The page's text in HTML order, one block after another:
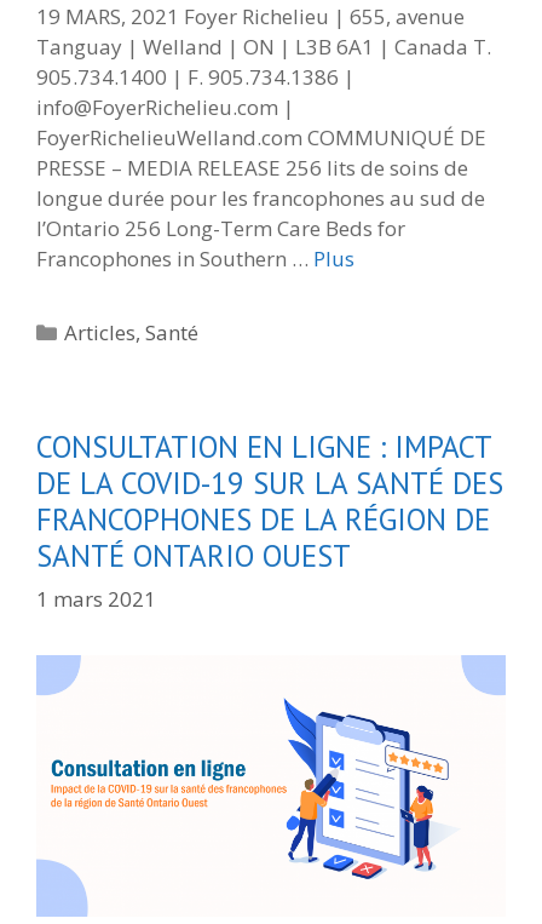
19 MARS, 2021 Foyer Richelieu | 655, avenue
Tanguay | Welland | ON | L3B 6A1 | Canada T.
905.734.1400 | F. 905.734.1386 |
info@FoyerRichelieu.com |
FoyerRichelieuWelland.com COMMUNIQUÉ DE
PRESSE – MEDIA RELEASE 256 lits de soins de
longue durée pour les francophones au sud de
l’Ontario 256 Long-Term Care Beds for
Francophones in Southern … Plus
Catégories
Articles,Santé
CONSULTATION EN LIGNE : IMPACT
DE LA COVID-19 SUR LA SANTÉ DES
FRANCOPHONES DE LA RÉGION DE
SANTÉ ONTARIO OUEST
1 mars 2021